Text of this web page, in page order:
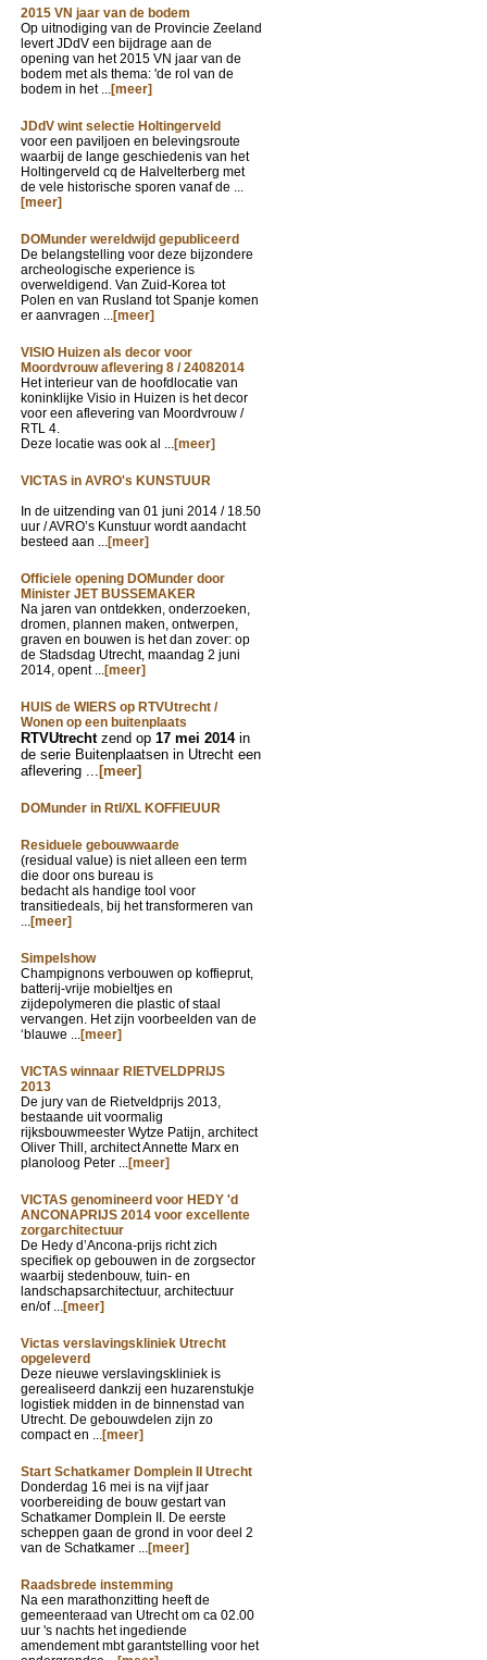
2015 VN jaar van de bodem
Op uitnodiging van de Provincie Zeeland
levert JDdV een bijdrage aan de
opening van het 2015 VN jaar van de
bodem met als thema: 'de rol van de
bodem in het ...[meer]
JDdV wint selectie Holtingerveld
voor een paviljoen en belevingsroute
waarbij de lange geschiedenis van het
Holtingerveld cq de Halvelterberg met
de vele historische sporen vanaf de ...
[meer]
DOMunder wereldwijd gepubliceerd
De belangstelling voor deze bijzondere
archeologische experience is
overweldigend. Van Zuid-Korea tot
Polen en van Rusland tot Spanje komen
er aanvragen ...[meer]
VISIO Huizen als decor voor
Moordvrouw aflevering 8 / 24082014
Het interieur van de hoofdlocatie van
koninklijke Visio in Huizen is het decor
voor een aflevering van Moordvrouw /
RTL 4.
Deze locatie was ook al ...[meer]
VICTAS in AVRO's KUNSTUUR
In de uitzending van 01 juni 2014 / 18.50
uur / AVRO’s Kunstuur wordt aandacht
besteed aan ...[meer]
Officiele opening DOMunder door
Minister JET BUSSEMAKER
Na jaren van ontdekken, onderzoeken,
dromen, plannen maken, ontwerpen,
graven en bouwen is het dan zover: op
de Stadsdag Utrecht, maandag 2 juni
2014, opent ...[meer]
HUIS de WIERS op RTVUtrecht /
Wonen op een buitenplaats
RTVUtrechtzend op 17 mei 2014 in
de serie Buitenplaatsen in Utrecht een
aflevering ... [meer]
DOMunder in Rtl/XL KOFFIEUUR
Residuele gebouwwaarde
(residual value) is niet alleen een term
die door ons bureau is
bedacht als handige tool voor
transitiedeals, bij het transformeren van
...[meer]
Simpelshow
Champignons verbouwen op koffieprut,
batterij-vrije mobieltjes en
zijdepolymeren die plastic of staal
vervangen. Het zijn voorbeelden van de
‘blauwe ...[meer]
VICTAS winnaar RIETVELDPRIJS
2013
De jury van de Rietveldprijs 2013,
bestaande uit voormalig
rijksbouwmeester Wytze Patijn, architect
Oliver Thill, architect Annette Marx en
planoloog Peter ...[meer]
VICTAS genomineerd voor HEDY 'd
ANCONAPRIJS 2014 voor excellente
zorgarchitectuur
De Hedy d’Ancona-prijs richt zich
specifiek op gebouwen in de zorgsector
waarbij stedenbouw, tuin- en
landschapsarchitectuur, architectuur
en/of ...[meer]
Victas verslavingskliniek Utrecht
opgeleverd
Deze nieuwe verslavingskliniek is
gerealiseerd dankzij een huzarenstukje
logistiek midden in de binnenstad van
Utrecht. De gebouwdelen zijn zo
compact en ...[meer]
Start Schatkamer Domplein II Utrecht
Donderdag 16 mei is na vijf jaar
voorbereiding de bouw gestart van
Schatkamer Domplein II. De eerste
scheppen gaan de grond in voor deel 2
van de Schatkamer ...[meer]
Raadsbrede instemming
Na een marathonzitting heeft de
gemeenteraad van Utrecht om ca 02.00
uur 's nachts het ingediende
amendement mbt garantstelling voor het